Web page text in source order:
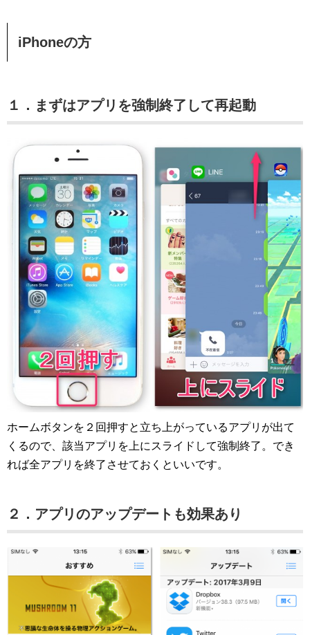
iPhoneの方
１．まずはアプリを強制終了して再起動
ホームボタンを２回押すと立ち上がっているアプリが出て
くるので、該当アプリを上にスライドして強制終了。でき
れば全アプリを終了させておくといいです。
２．アプリのアップデートも効果あり